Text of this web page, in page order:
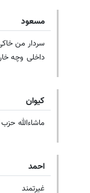
مسعود
سردار من
داخلی وچه
کیوان
ماشاءالله
احمد
غیرتمند